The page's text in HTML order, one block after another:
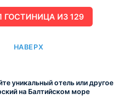
ЕЩË 21 ГОСТИНИЦА ИЗ 129
НАВЕРХ
уникальный отель или другое
на Балтийском море